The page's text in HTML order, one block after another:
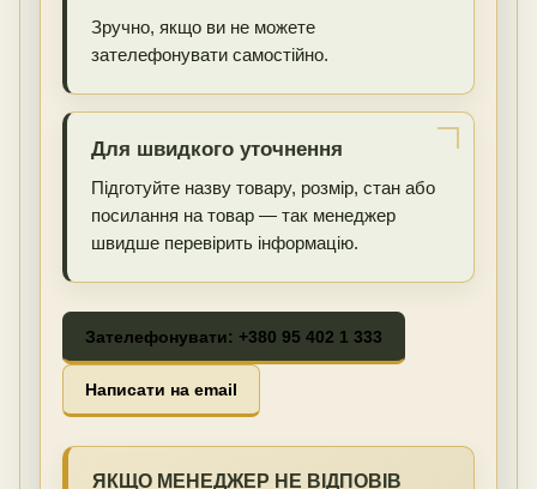
Зручно, якщо ви не можете
зателефонувати самостійно.
Для швидкого уточнення
Підготуйте назву товару, розмір, стан або
посилання на товар — так менеджер
швидше перевірить інформацію.
Зателефонувати: +380 95 402 1 333
Написати на email
ЯКЩО МЕНЕДЖЕР НЕ ВІДПОВІВ